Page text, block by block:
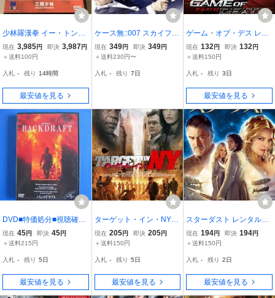
少林羅漢拳 イー・トンシ
ン 角川エンタテインメン
ト【DVD】
現在 3,985円 即決 3,987円
＋送料100円
入札 - 残り 14時間
最安値を見る
ケース無::007 スカイフォ
ール レンタル落ち 中古 D
VD
現在 349円 即決 349円
＋送料230円〜
入札 - 残り 7日
ゲーム・オブ・デス レン
タル落ち 中古 DVD
現在 132円 即決 132円
＋送料150円
入札 - 残り 3日
最安値を見る
DVD■特価処分■視聴確認
■バックドラフト [日本語,
英語] /監督:ロン・ハワー
現在 45円 即決 45円
＋送料215円
入札 - 残り 5日
最安値を見る
ターゲット・イン・NY
【字幕】 レンタル落ち 中
古 DVD
現在 205円 即決 205円
＋送料150円
入札 - 残り 5日
最安値を見る
スターダスト レンタル落
ち 中古 DVD
現在 194円 即決 194円
＋送料150円
入札 - 残り 2日
最安値を見る